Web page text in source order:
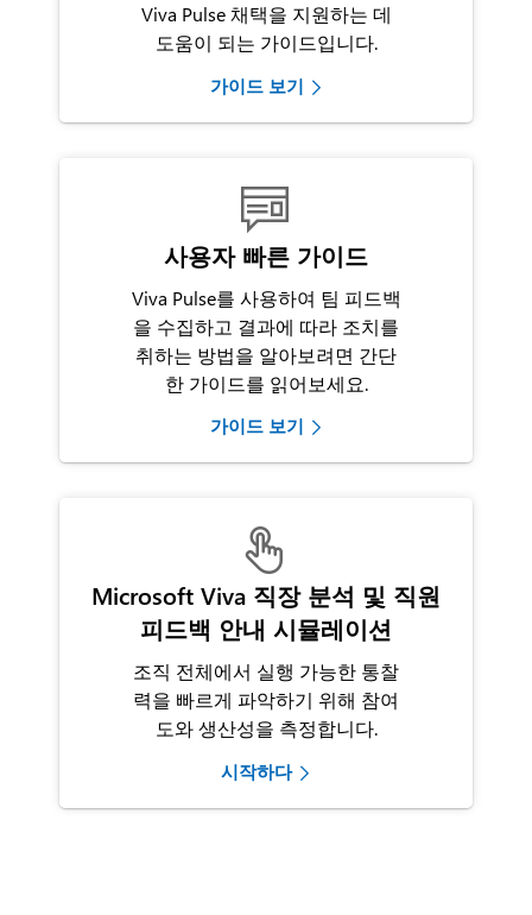
Viva Pulse 채택을 지원하는 데
도움이 되는 가이드입니다.
가이드 보기

사용자 빠른 가이드
Viva Pulse를 사용하여 팀 피드백
을 수집하고 결과에 따라 조치를
취하는 방법을 알아보려면 간단
한 가이드를 읽어보세요.
가이드 보기

Microsoft Viva 직장 분석 및 직원
피드백 안내 시뮬레이션
조직 전체에서 실행 가능한 통찰
력을 빠르게 파악하기 위해 참여
도와 생산성을 측정합니다.
시작하다